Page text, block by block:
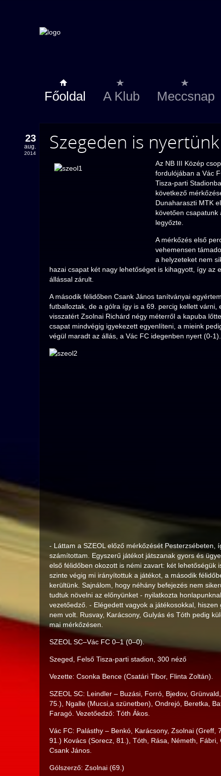
Főoldal A Klub Meccsnap
23
aug.
2014 Szegeden is nyertünk
Az NB III Közép
fordulójában a Vác
Tisza-parti
következő
Dunaharaszti MTK
követően csapatunk
legyőzte.
A mérkőzés első
vehemensen
a helyzeteket nem
hazai csapat két nagy lehetőséget is kihagyott, így az
állással zárult.
A második félidőben Csank János tanítványai
futballoztak, de a gólra így is a 69. percig kellett várni,
visszatért Zsolnai Richárd négy méterről a kapuba
csapat mindvégig igyekezett egyenlíteni, a mieink
végül maradt az állás, a Vác FC idegenben nyert (0-1).
- Láttam a SZEOL előző mérkőzését Pesterzsébeten,
számítottam. Egyszerű játékot játszanak gyors és
első félidőben okozott is némi zavart: két lehetőségük
szinte végig mi irányítottuk a játékot, a második
kerültünk. Sajnálom, hogy néhány befejezés nem
tudtuk növelni az előnyünket - nyilatkozta
vezetőedző. - Elégedett vagyok a játékosokkal,
nem volt. Rusvay, Karácsony, Gulyás és Tóth pedig
mai mérkőzésen.
SZEOL SC–Vác FC 0–1 (0–0).
Szeged, Felső Tisza-parti stadion, 300 néző
Vezette: Csonka Bence (Csatári Tibor, Flinta Zoltán).
SZEOL SC: Leindler – Buzási, Forró, Bjedov,
75.), Ngalle (Mucsi,a szünetben), Ondrejó, Beretka,
Faragó. Vezetőedző: Tóth Ákos.
Vác FC: Palásthy – Benkó, Karácsony, Zsolnai (Greff,
91.) Kovács (Sorecz, 81.), Tóth, Rása, Németh, Fábri,
Csank János.
Gólszerző: Zsolnai (69.)